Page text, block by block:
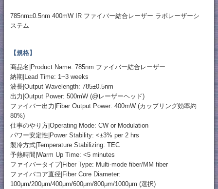
785nm±0.5nm 400mW IR ファイバー結合レーザー ラボレーザーシ
ステム
【規格】
商品名|Product Name: 785nm ファイバー結合レーザー
納期|Lead Time: 1~3 weeks
波長|Output Wavelength: 785±0.5nm
出力|Output Power: 500mW (@レーザーヘッド)
ファイバー出力|Fiber Output Power: 400mW (カップリング効率約
80%)
仕事のやり方|Operating Mode: CW or Modulation
パワー安定性|Power Stability: <±3% per 2 hrs
製冷方式|Temperature Stabilizing: TEC
予熱時間|Warm Up Time: <5 minutes
ファイバータイプ|Fiber Type: Multi-mode fiber/MM fiber
ファイバコア直径|Fiber Core Diameter:
100μm/200μm/400μm/600μm/800μm/1000μm (選択)